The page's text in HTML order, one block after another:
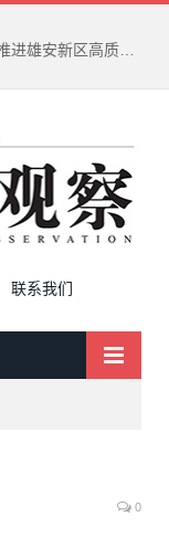
习近平在河北雄安新区考察并主持召开深入推进雄安新区高质量建设和发展座谈会
联系我们
0